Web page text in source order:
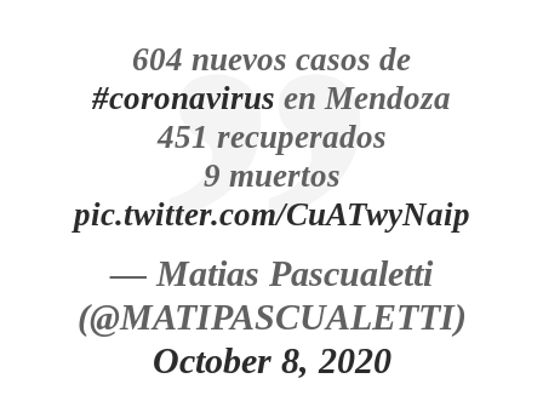
604 nuevos casos de
#coronavirus en Mendoza
451 recuperados
9 muertos
pic.twitter.com/CuATwyNaip
— Matias Pascualetti
(@MATIPASCUALETTI)
October 8, 2020